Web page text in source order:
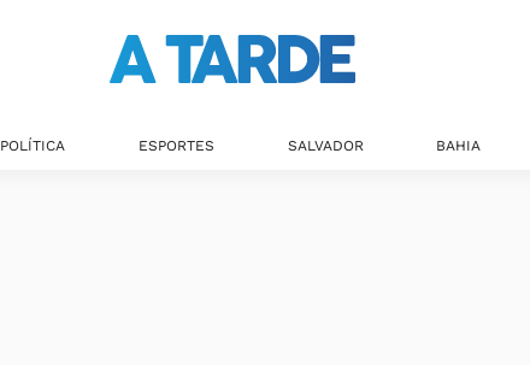
POLÍTICA ESPORTES SALVADOR BAHIA